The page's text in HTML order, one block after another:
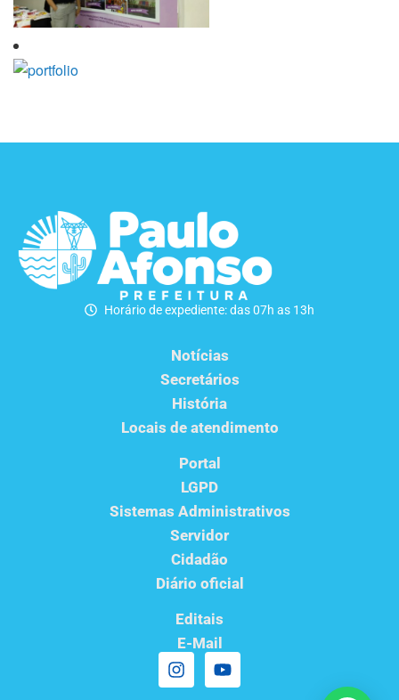
Horário de expediente: das 07h as 13h
Notícias
Secretários
História
Locais de atendimento
Portal
LGPD
Sistemas Administrativos
Servidor
Cidadão
Diário oficial
Editais
E-Mail